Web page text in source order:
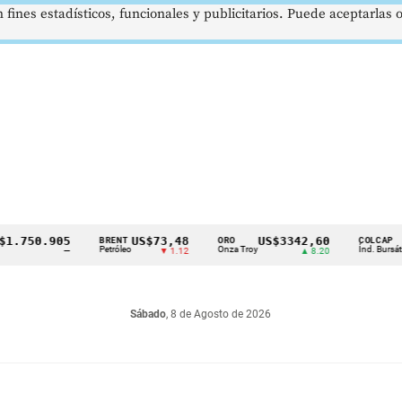
BRENT
Petróleo
US$73,48
▼ 1.12
ORO
Onza Troy
US$3342,60 COLCAP
Índ. Bursátil
Sábado, 8 de Agosto de 2026
estadísticos, funcionales y publicitarios. Puede aceptarlas